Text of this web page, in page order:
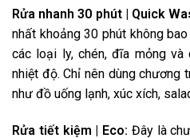
Rửa nhanh 30 phút | Quick
nhất khoảng 30 phút không
các loại ly, chén, đĩa mỏng
nhiệt độ. Chỉ nên dùng chương
như đồ uống lạnh, xúc xích,
Rửa tiết kiệm | Eco: Đây là